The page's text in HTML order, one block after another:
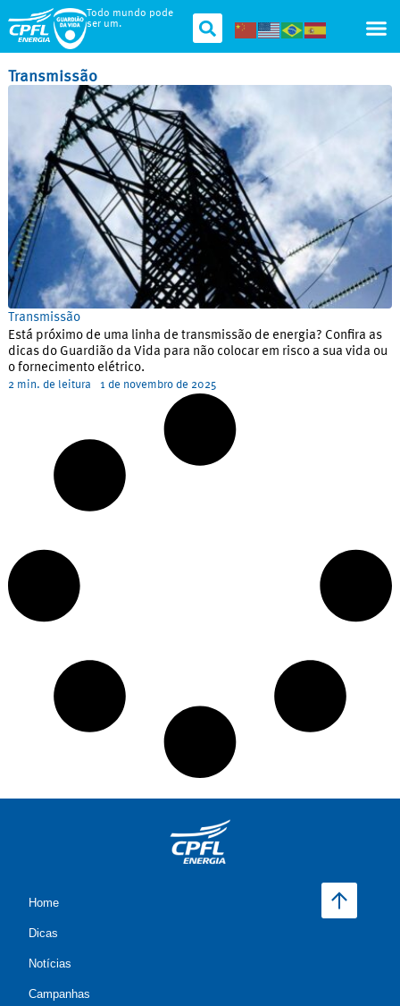
Todo mundo pode
ser um.
Transmissão
Transmissão
Está próximo de uma linha de transmissão de energia? Confira as
dicas do Guardião da Vida para não colocar em risco a sua vida ou
o fornecimento elétrico.
2 min. de leitura 1 de novembro de 2025
Home
Dicas
Notícias
Campanhas